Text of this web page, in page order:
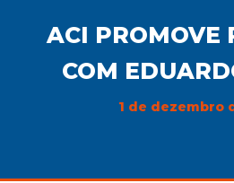
ACI PROMOVE
COM
1 de dezembro